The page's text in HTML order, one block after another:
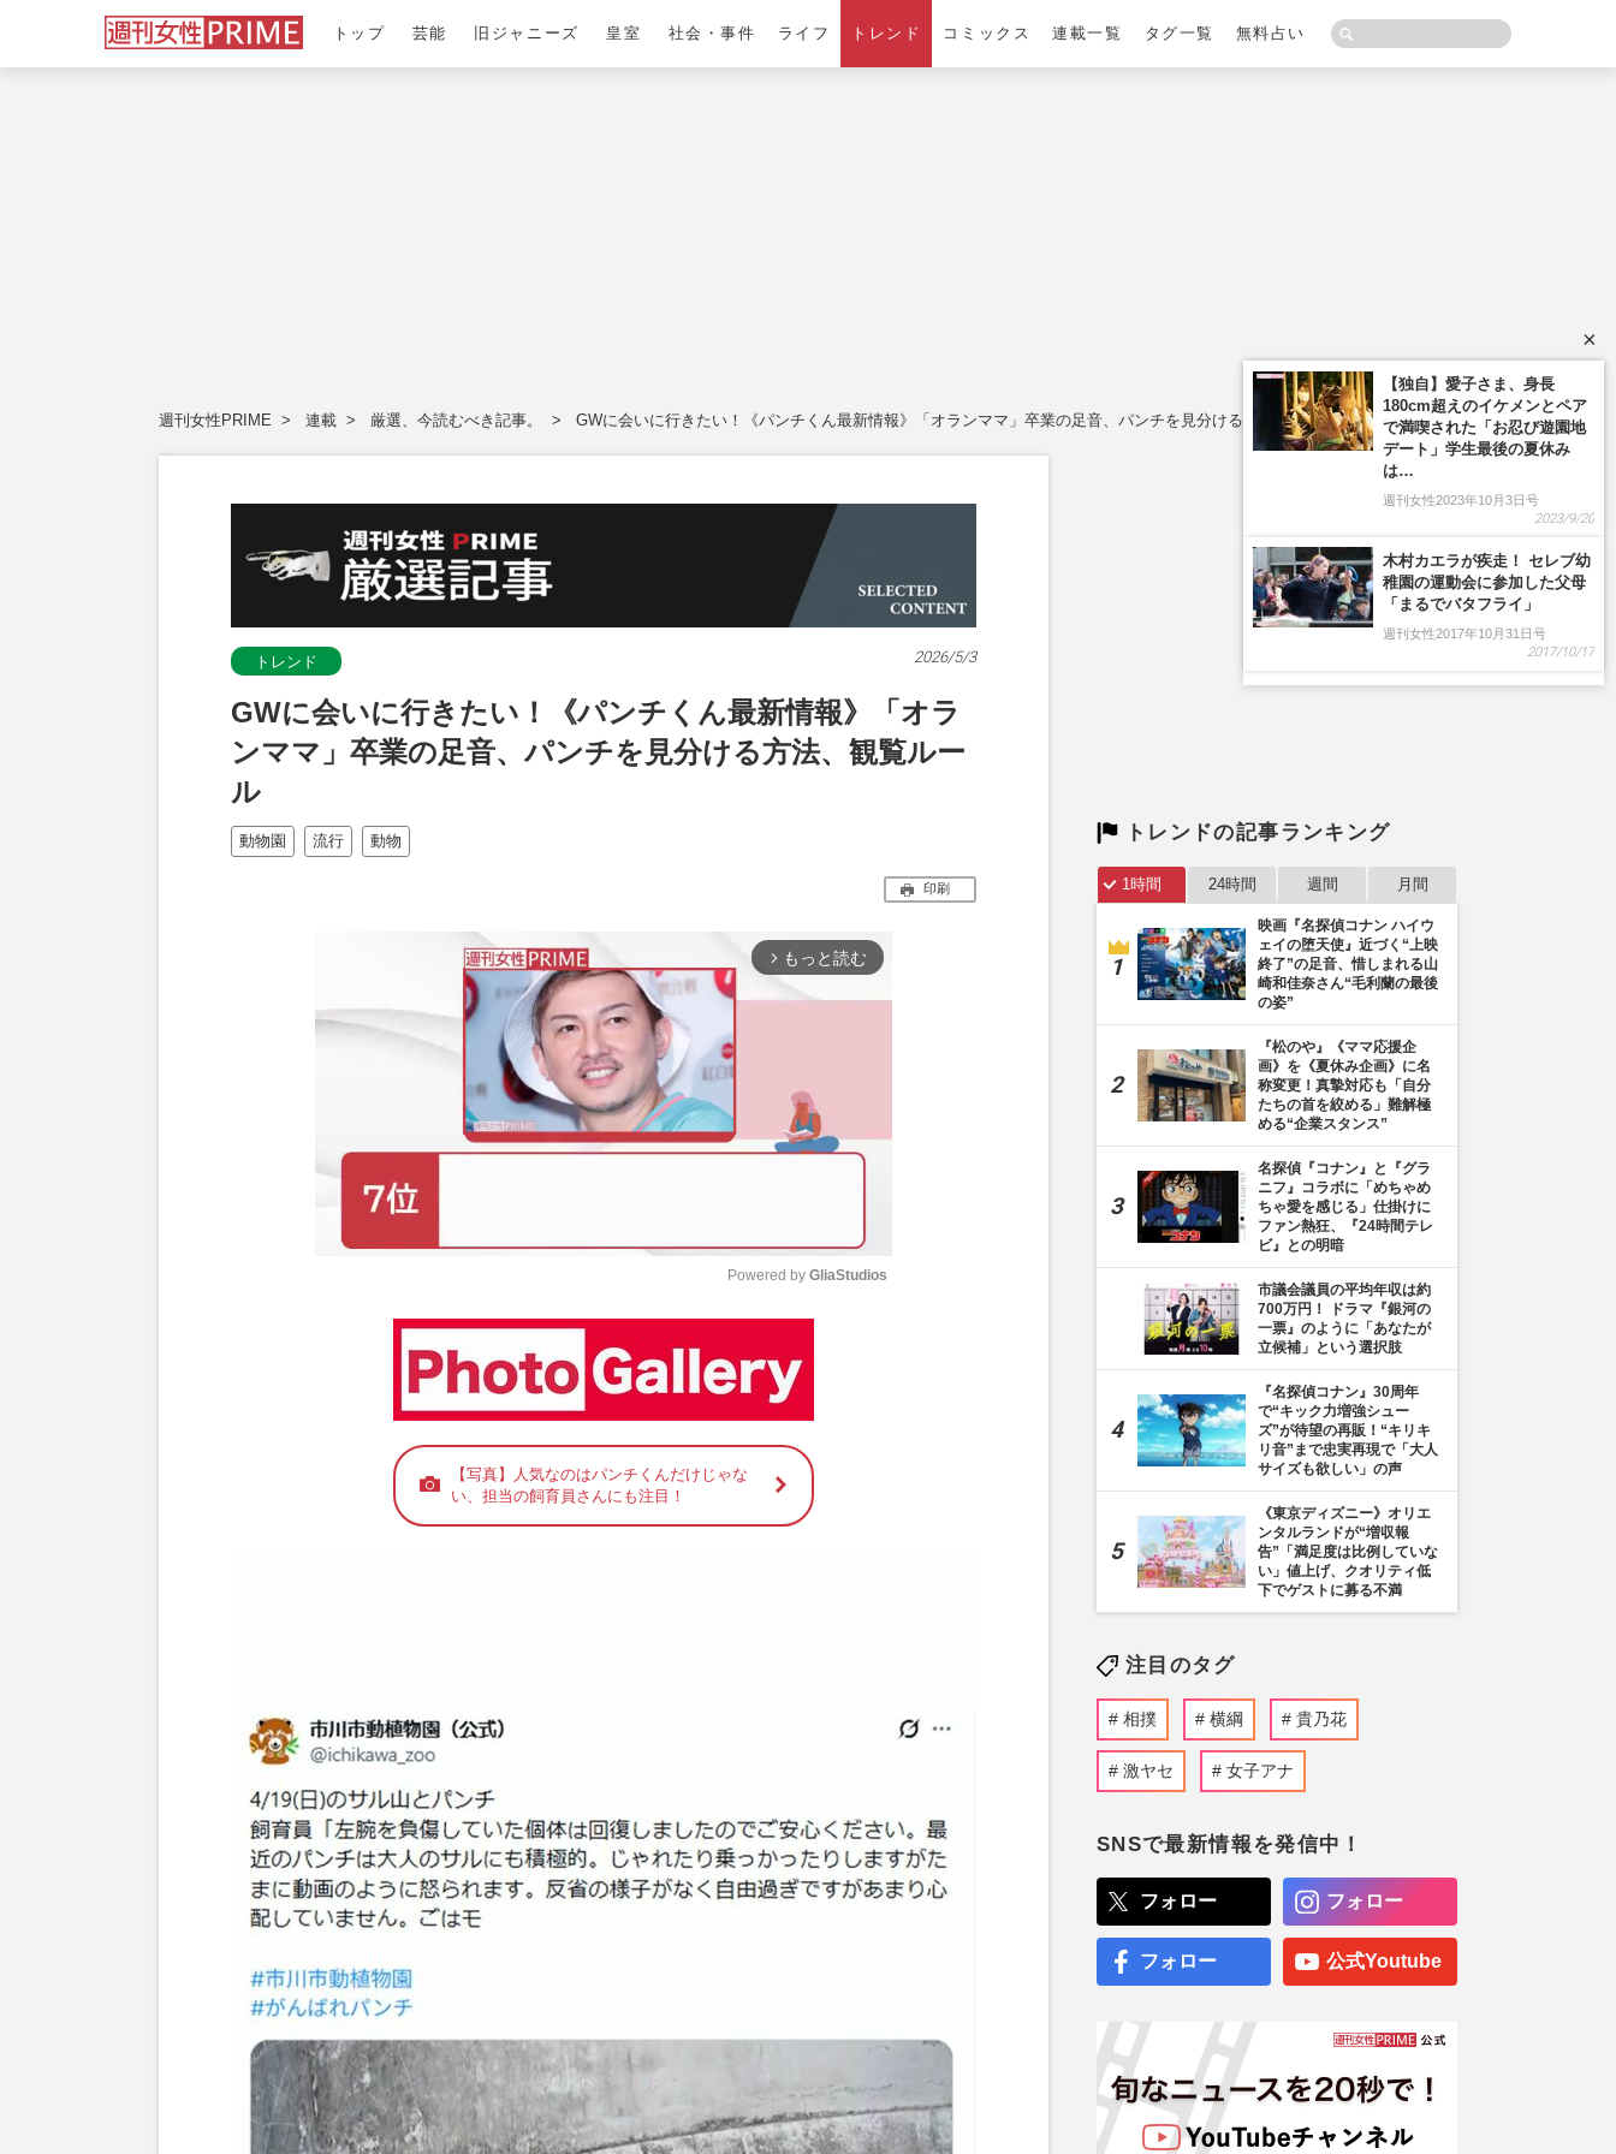
トップ 芸能 旧ジャニーズ 皇室 社会・事件 ライフ トレンド コミックス 連載一覧 タグ一覧 無料占い
週刊女性PRIME 連載 厳選、今読むべき記事。 GWに会いに行きたい！《パンチくん最新情報》「オランママ」卒業の足音、パンチを見分ける方法、観覧ルール
トレンド 2026/5/3
GWに会いに行きたい！《パンチくん最新情報》「オラ
ンママ」卒業の足音、パンチを見分ける方法、観覧ルー
ル
動物園 流行 動物
印刷
arrow_forward_ios もっと読む
u
e
Powered by GliaStudios
【写真】人気なのはパンチくんだけじゃな
い、担当の飼育員さんにも注目！
トレンドの記事ランキング
1時間 24時間 週間 月間
映画『名探偵コナン ハイウ
ェイの堕天使』近づく“上映
終了”の足音、惜しまれる山
崎和佳奈さん“毛利蘭の最後
の姿”
『松のや』《ママ応援企
画》を《夏休み企画》に名
称変更！真摯対応も「自分
たちの首を絞める」難解極
める“企業スタンス”
名探偵『コナン』と『グラ
ニフ』コラボに「めちゃめ
ちゃ愛を感じる」仕掛けに
ファン熱狂、『24時間テレ
ビ』との明暗
市議会議員の平均年収は約
700万円！ ドラマ『銀河の
一票』のように「あなたが
立候補」という選択肢
『名探偵コナン』30周年
で“キック力増強シュー
ズ”が待望の再販！“キリキ
リ音”まで忠実再現で「大人
サイズも欲しい」の声
《東京ディズニー》オリエ
ンタルランドが“増収報
告”「満足度は比例していな
い」値上げ、クオリティ低
下でゲストに募る不満
注目のタグ
相撲 横綱 貴乃花
激ヤセ 女子アナ
SNSで最新情報を発信中！
フォロー フォロー
フォロー 公式Youtube
×
【独自】愛子さま、身長
180cm超えのイケメンとペア
で満喫された「お忍び遊園地
デート」学生最後の夏休み
は…
週刊女性2023年10月3日号
2023/9/20
木村カエラが疾走！ セレブ幼
稚園の運動会に参加した父母
「まるでバタフライ」
週刊女性2017年10月31日号
2017/10/17